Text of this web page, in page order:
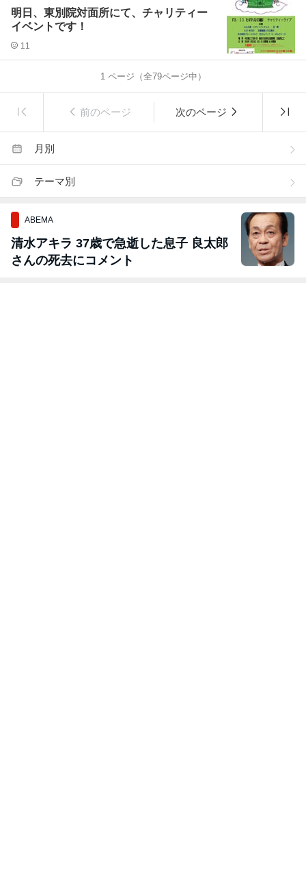
明日、東別院対面所にて、チャリティー
イベントです！
11
1ページ（全79ページ中）
前のページ 次のページ
月別
テーマ別
ABEMA
清水アキラ 37歳で急逝した息子 良太郎
さんの死去にコメント